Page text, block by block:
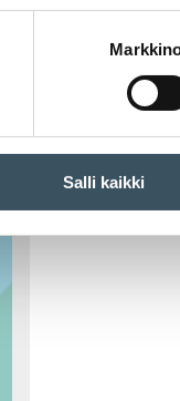
Salli kaikki
Kauppa
on
Kauppa ja